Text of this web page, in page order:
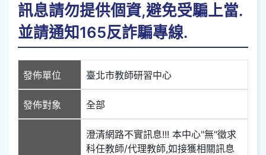
訊息請勿提供個資,避免受騙上當.
並請通知165反詐騙專線.
發佈單位 臺北市教師研習中心
發佈對象 全部
澄清網路不實訊息!!! 本中心"無"徵求
科任教師/代理教師,如接獲相關訊息